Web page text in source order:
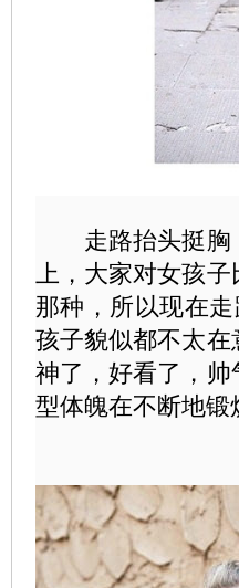
走路抬头挺胸
上，大家对女孩
那种，所以现在
孩子貌似都不太
神了，好看了，
型体魄在不断地